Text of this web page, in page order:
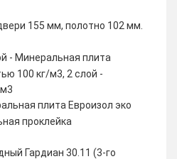
155 мм, полотно 102 мм.
- Минеральная плита
100 кг/м3, 2 слой -
плита Евроизол эко
проклейка
Гардиан 30.11 (3-го